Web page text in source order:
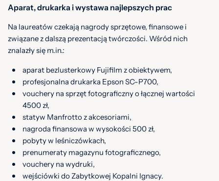
Aparat, drukarka i wystawa najlepszych prac
Na laureatów czekają nagrody sprzętowe, finansowe i
związane z dalszą prezentacją twórczości. Wśród nich
znalazły się m.in.:
aparat bezlusterkowy Fujifilm z obiektywem,
profesjonalna drukarka Epson SC-P700,
vouchery na sprzęt fotograficzny o łącznej wartości
4500 zł,
statyw Manfrotto z akcesoriami,
nagroda finansowa w wysokości 500 zł,
pobyty w leśniczówkach,
prenumeraty magazynu fotograficznego,
vouchery na wydruki,
wejściówki do Zabytkowej Kopalni Ignacy.